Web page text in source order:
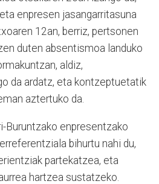
enpresen jasangarritasuna
12an, berriz, pertsonen
duten absentismoa landuko
aldiz,
da ardatz, eta kontzeptuetatik
aztertuko da.
Buruntzako enpresentzako
bihurtu nahi du,
partekatzea, eta
hartzea sustatzeko.